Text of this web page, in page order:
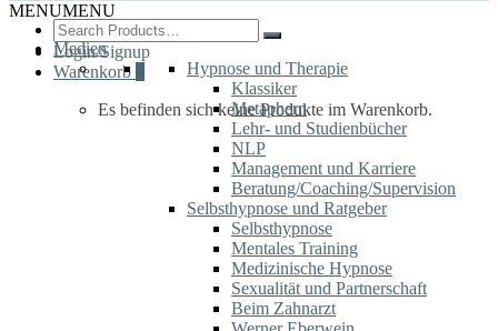
Search
for:
Login/Signup
Warenkorb
Es befinden sich keine Produkte im Warenkorb.
MENUMENU
Medien
Hypnose und Therapie
Klassiker
Metaphern
Lehr- und Studienbücher
NLP
Management und Karriere
Beratung/Coaching/Supervision
Selbsthypnose und Ratgeber
Selbsthypnose
Mentales Training
Medizinische Hypnose
Sexualität und Partnerschaft
Beim Zahnarzt